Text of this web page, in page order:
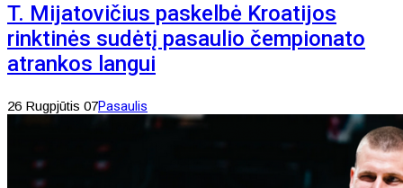
T. Mijatovičius paskelbė Kroatijos
rinktinės sudėtį pasaulio čempionato
atrankos langui
26 Rugpjūtis 07Pasaulis